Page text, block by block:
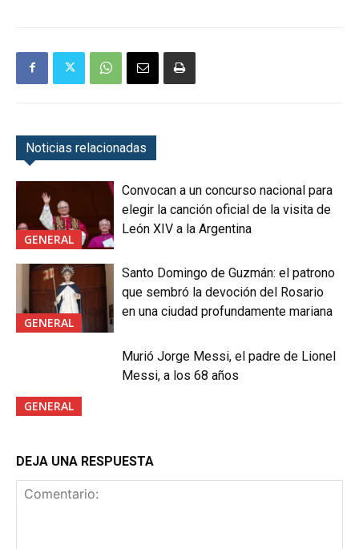
Noticias relacionadas
GENERAL
Convocan a un concurso nacional para
elegir la canción oficial de la visita de
León XIV a la Argentina
GENERAL
Santo Domingo de Guzmán: el patrono
que sembró la devoción del Rosario
en una ciudad profundamente mariana
GENERAL
Murió Jorge Messi, el padre de Lionel
Messi, a los 68 años
DEJA UNA RESPUESTA